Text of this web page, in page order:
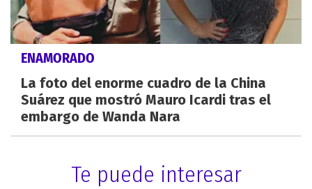
ENAMORADO
La foto del enorme cuadro de la China
Suárez que mostró Mauro Icardi tras el
embargo de Wanda Nara
Te puede interesar